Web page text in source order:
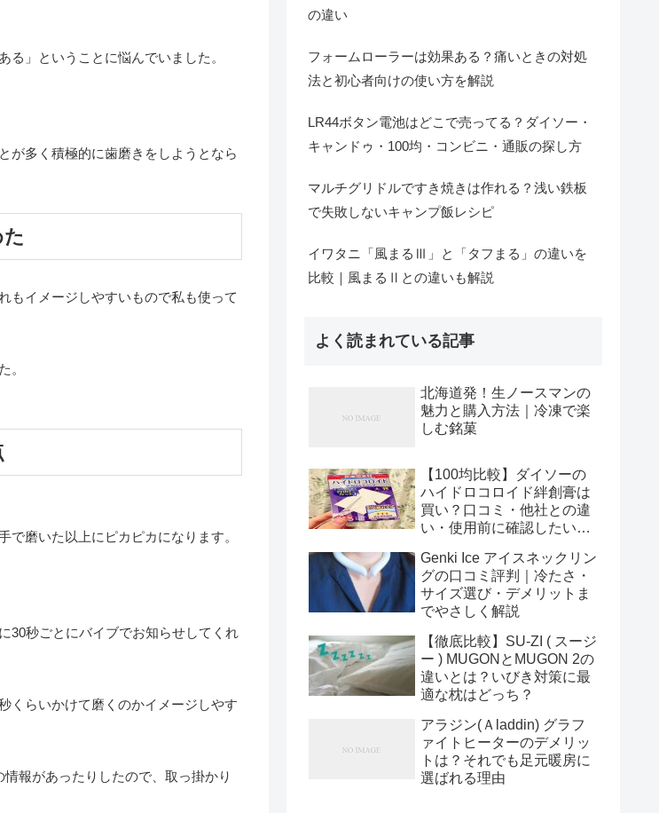
」ということに悩んでいました。
が多く積極的に歯磨きをしようとなら
もイメージしやすいもので私も使って
。
磨いた以上にピカピカになります。
30秒ごとにバイブでお知らせしてくれ
くらいかけて磨くのかイメージしやす
報があったりしたので、取っ掛かり
の違い
フォームローラーは効果ある？痛いときの対処
法と初心者向けの使い方を解説
LR44ボタン電池はどこで売ってる？ダイソー・
キャンドゥ・100均・コンビニ・通販の探し方
マルチグリドルですき焼きは作れる？浅い鉄板
で失敗しないキャンプ飯レシピ
イワタニ「風まるⅢ」と「タフまる」の違いを
比較｜風まるⅡとの違いも解説
よく読まれている記事
北海道発！生ノースマンの
魅力と購入方法｜冷凍で楽
しむ銘菓
【100均比較】ダイソーの
ハイドロコロイド絆創膏は
買い？口コミ・他社との違
い・使用前に確認したい傷
Genki Ice アイスネックリン
グの口コミ評判｜冷たさ・
サイズ選び・デメリットま
でやさしく解説
【徹底比較】SU-ZI ( スージ
ー ) MUGONとMUGON 2の
違いとは？いびき対策に最
適な枕はどっち？
アラジン(Ａladdin) グラフ
ァイトヒーターのデメリッ
トは？それでも足元暖房に
選ばれる理由